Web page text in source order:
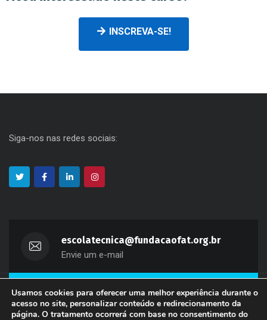
INSCREVA-SE!
Siga-nos nas redes sociais:
escolatecnica@fundacaofat.org.br
Envie um e-mail
(11) 3311-2660
Fale Conosco
Usamos cookies para oferecer uma melhor experiência durante o
acesso no site, personalizar conteúdo e redirecionamento da
página. O tratamento ocorrerá com base no consentimento do